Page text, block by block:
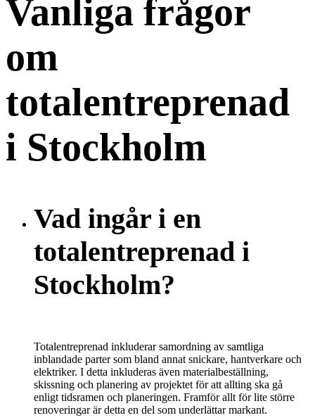
Vanliga frågor
om
totalentreprenad
i Stockholm
Vad ingår i en
totalentreprenad i
Stockholm?
Totalentreprenad inkluderar samordning av samtliga
inblandade parter som bland annat snickare, hantverkare och
elektriker. I detta inkluderas även materialbeställning,
skissning och planering av projektet för att allting ska gå
enligt tidsramen och planeringen. Framför allt för lite större
renoveringar är detta en del som underlättar markant.